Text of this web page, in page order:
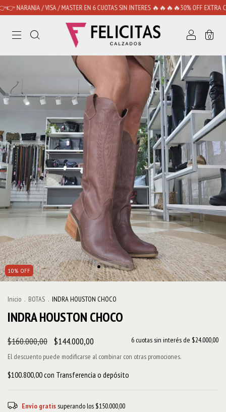
/ VISA / MASTER EN 6 CUOTAS SIN INTERES 🔥🔥🔥🔥30% OFF EXTRA CON
0
10% OFF
Inicio . BOTAS . INDRA HOUSTON CHOCO
INDRA HOUSTON CHOCO
$160.000,00 $144.000,00 6 cuotas sin interés de $24.000,00
El descuento puede modificarse al combinar con otras promociones.
$100.800,00con Transferencia o depósito
Envío gratissuperando los $150.000,00